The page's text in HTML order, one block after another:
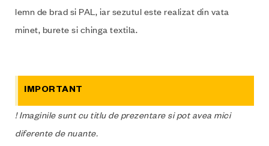
lemn de brad si PAL, iar sezutul este realizat din vata
minet, burete si chinga textila.
IMPORTANT
! Imaginile sunt cu titlu de prezentare si pot avea mici
diferente de nuante.